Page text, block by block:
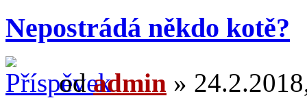
Nepostrádá někdo kotě?
odadmin »